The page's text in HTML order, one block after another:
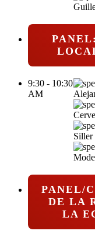
9:30 - 10:30
AM
Siller
PANEL/
DE LA
LA